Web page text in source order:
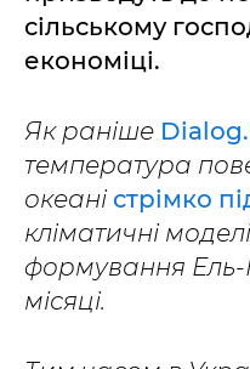
сільському
економіці.
Як раніше
температура
океані стрімко
кліматичні
формування Ель-
місяці.